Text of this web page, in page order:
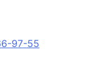
97-55